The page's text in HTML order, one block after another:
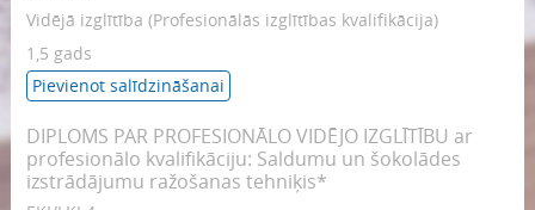
Vidējā izglītība (Profesionālās izglītības kvalifikācija)
1,5 gads
Pievienot salīdzināšanai
DIPLOMS PAR PROFESIONĀLO VIDĒJO IZGLĪTĪBU ar
profesionālo kvalifikāciju: Saldumu un šokolādes
izstrādājumu ražošanas tehniķis*